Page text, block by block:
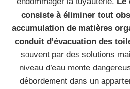
consiste à éliminer tout
accumulation de matières
conduit d’évacuation des
souvent par des solutions
niveau d’eau monte
débordement dans un